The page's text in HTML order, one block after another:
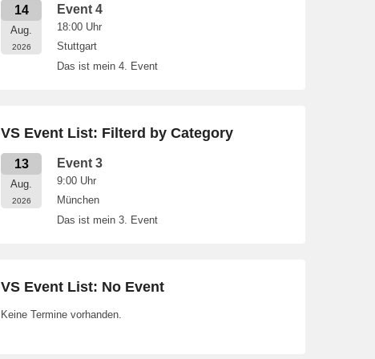
14
Aug.
2026
Event 4
18:00 Uhr
Stuttgart
Das ist mein 4. Event
VS Event List: Filterd by Category
13
Aug.
2026
Event 3
9:00 Uhr
München
Das ist mein 3. Event
VS Event List: No Event
Keine Termine vorhanden.